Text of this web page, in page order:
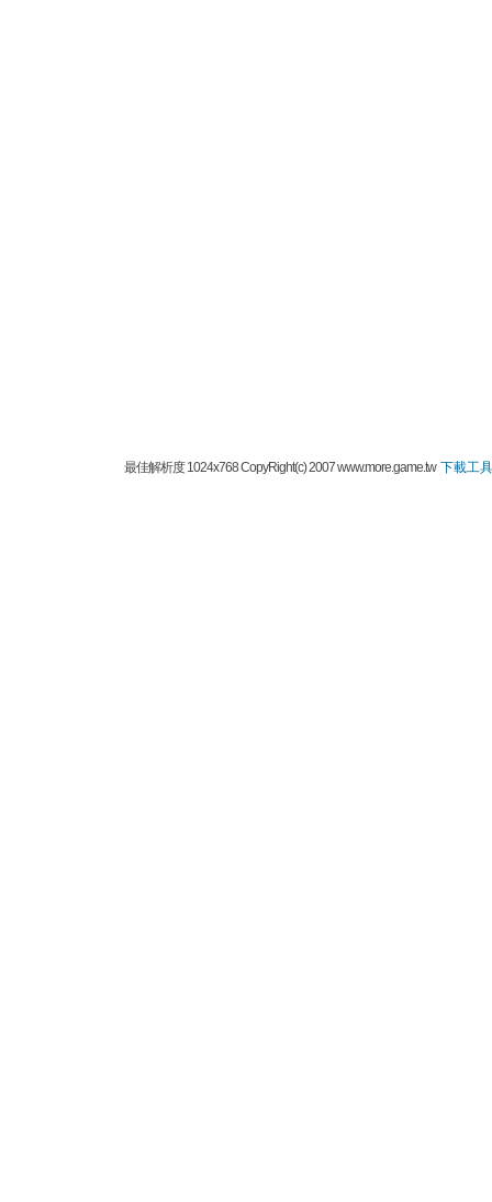
最佳解析度 1024x768 CopyRight(c) 2007 www.more.game.tw下載工